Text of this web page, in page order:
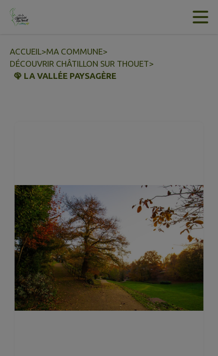
Contenu
ACCUEIL>MA COMMUNE>
DÉCOUVRIR CHÂTILLON SUR THOUET>
🦚 LA VALLÉE PAYSAGÈRE